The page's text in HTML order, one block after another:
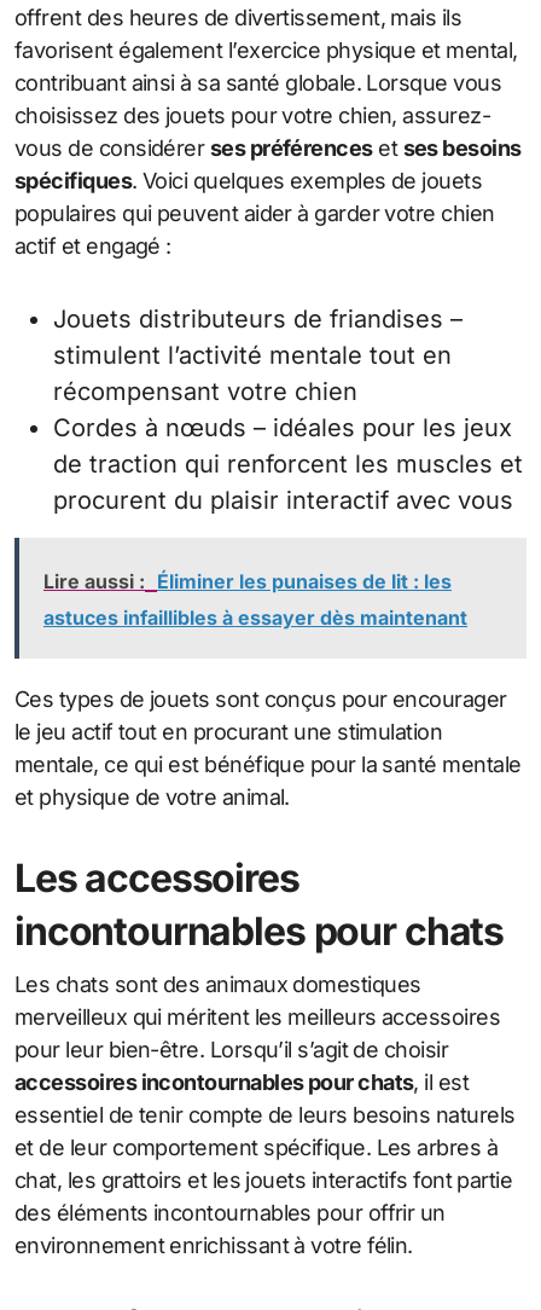
offrent des heures de divertissement, mais ils
favorisent également l’exercice physique et mental,
contribuant ainsi à sa santé globale. Lorsque vous
choisissez des jouets pour votre chien, assurez-
vous de considérerses préférencesetses besoins
spécifiques. Voici quelques exemples de jouets
populaires qui peuvent aider à garder votre chien
actif et engagé :
Jouets distributeurs de friandises –
stimulent l’activité mentale tout en
récompensant votre chien
Cordes à nœuds – idéales pour les jeux
de traction qui renforcent les muscles et
procurent du plaisir interactif avec vous
Lire aussi : Éliminer les punaises de lit : les
astuces infaillibles à essayer dès maintenant
Ces types de jouets sont conçus pour encourager
le jeu actif tout en procurant une stimulation
mentale, ce qui est bénéfique pour la santé mentale
et physique de votre animal.
Les accessoires
incontournables pour chats
Les chats sont des animaux domestiques
merveilleux qui méritent les meilleurs accessoires
pour leur bien-être. Lorsqu’il s’agit de choisir
accessoires incontournables pour chats, il est
essentiel de tenir compte de leurs besoins naturels
et de leur comportement spécifique. Les arbres à
chat, les grattoirs et les jouets interactifs font partie
des éléments incontournables pour offrir un
environnement enrichissant à votre félin.